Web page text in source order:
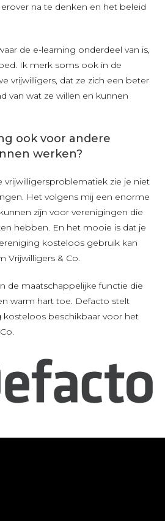
na te denken en het beleid
de e-learning onderdeel van is,
Ik merk soms ook in de
vrijwilligers, dat ze zich een beter
van wat ze willen en kunnen
ook voor andere
werken?
vrijwilligersproblematiek zie je niet
Het volgens mij een enorme
zijn voor verenigingen die
hebben. En het mooie is dat je
kosteloos gebruik kan
Vrijwilligers & Co.
de maatschappelijke functie die
warm hart toe. Defacto stelt
kosteloos beschikbaar voor het